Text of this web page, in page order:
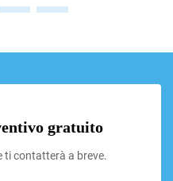
gratuito
ti contatterà a breve.